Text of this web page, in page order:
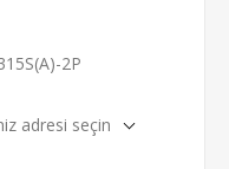
2P
adresi seçin